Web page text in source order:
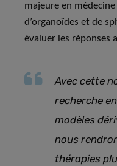
majeure en
d’organoïdes et de
évaluer les réponses
Avec cette
recherche
modèles
nous
thérapies